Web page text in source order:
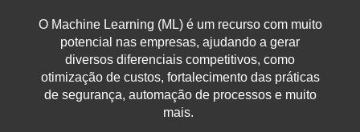
O Machine Learning (ML) é um recurso com muito
potencial nas empresas, ajudando a gerar
diversos diferenciais competitivos, como
otimização de custos, fortalecimento das práticas
de segurança, automação de processos e muito
mais.